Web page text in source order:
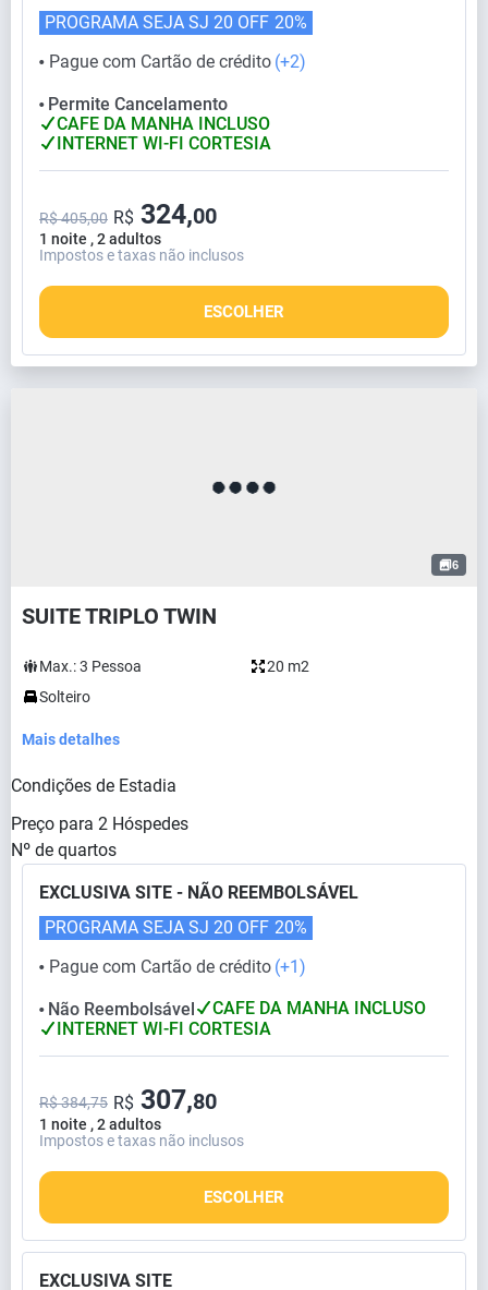
⬤ Pague com Cartão de crédito (+2)
PROGRAMA SEJA SJ 20 OFF 20%
⬤
Permite Cancelamento
CAFE DA MANHA INCLUSO
INTERNET WI-FI CORTESIA
1 noite , 2 adultos
R$ 405,00 R$ 324,00
Impostos e taxas não inclusos
ESCOLHER
6
SUITE TRIPLO TWIN
Max.:3 Pessoa
20 m2
Solteiro
Mais detalhes
Condições de Estadia
Preço para 2 Hóspedes
Nº de quartos
EXCLUSIVA SITE - NÃO REEMBOLSÁVEL
⬤ Pague com Cartão de crédito (+1)
PROGRAMA SEJA SJ 20 OFF 20%
⬤ Não Reembolsável
CAFE DA MANHA INCLUSO
INTERNET WI-FI CORTESIA
1 noite , 2 adultos
R$ 384,75 R$ 307,80
Impostos e taxas não inclusos
ESCOLHER
EXCLUSIVA SITE